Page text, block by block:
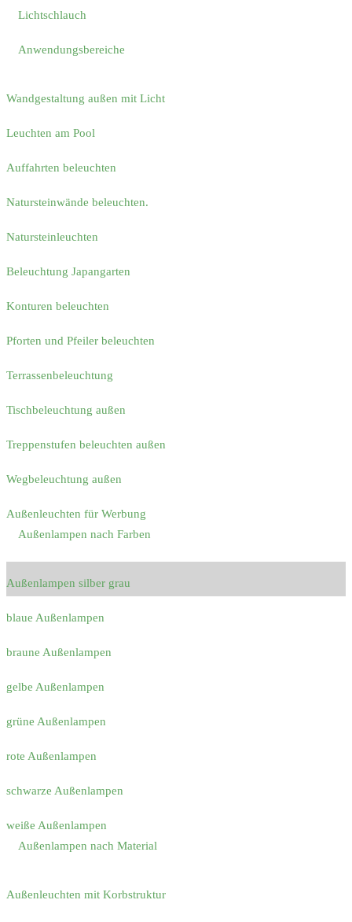
Lichtschlauch
Anwendungsbereiche
Wandgestaltung außen mit Licht
Leuchten am Pool
Auffahrten beleuchten
Natursteinwände beleuchten.
Natursteinleuchten
Beleuchtung Japangarten
Konturen beleuchten
Pforten und Pfeiler beleuchten
Terrassenbeleuchtung
Tischbeleuchtung außen
Treppenstufen beleuchten außen
Wegbeleuchtung außen
Außenleuchten für Werbung
Außenlampen nach Farben
Außenlampen silber grau
blaue Außenlampen
braune Außenlampen
gelbe Außenlampen
grüne Außenlampen
rote Außenlampen
schwarze Außenlampen
weiße Außenlampen
Außenlampen nach Material
Außenleuchten mit Korbstruktur